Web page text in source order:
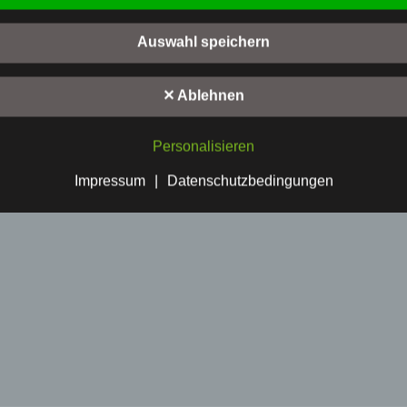
Dennoch können Internetbasierte Datenübertragungen
Sicherheitslücken aufweisen, sodass ein absoluter Schutz nicht
werden kann. Aus diesem Grund steht es jeder betroffenen
Richtlinien- und Verordnungsgeber beim Erlass der
(DS-GVO) verwendet wurden. Unsere
Auswahl speichern
✕ Ablehnen
Personalisieren
Impressum Datenschutzbedingungen